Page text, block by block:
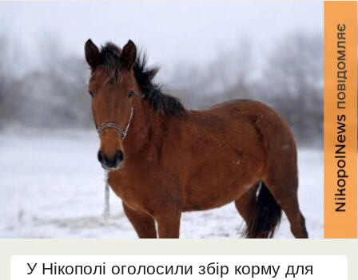
У Нікополі оголосили збір корму для